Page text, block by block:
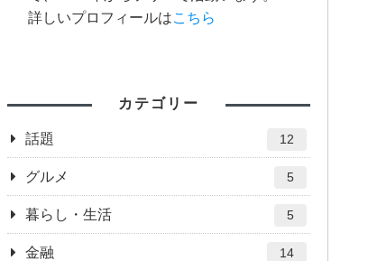
詳しいプロフィールはこちら
カテゴリー
話題 12
グルメ 5
暮らし・生活 5
金融 14